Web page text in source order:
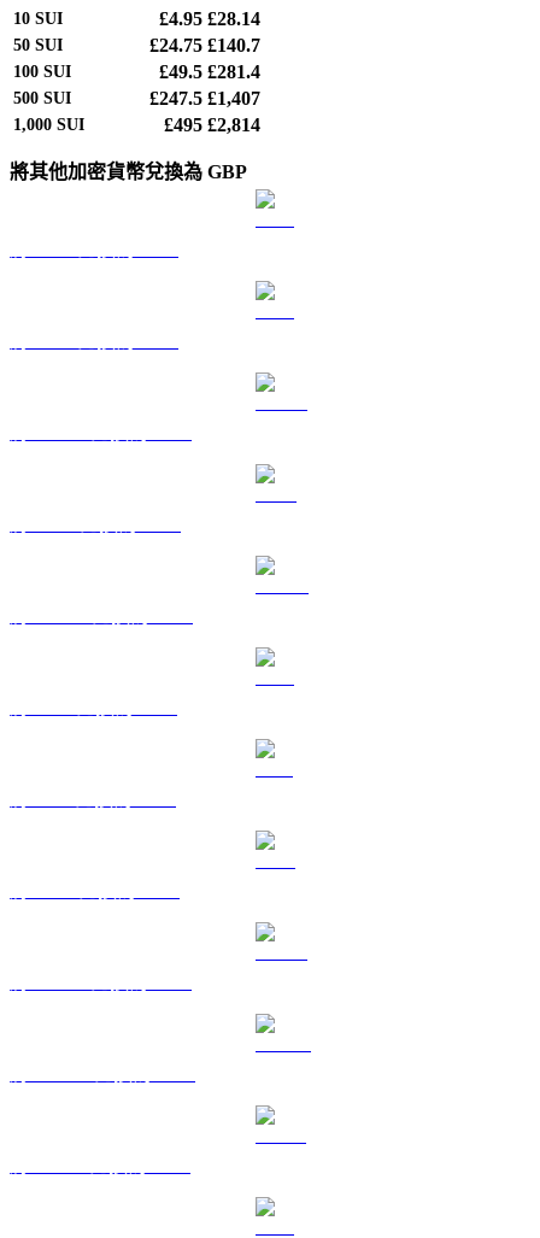
10 SUI £4.95 £28.14
50 SUI £24.75 £140.7
100 SUI £49.5 £281.4
500 SUI £247.5 £1,407
1,000 SUI £495 £2,814
將其他加密貨幣兌換為 GBP